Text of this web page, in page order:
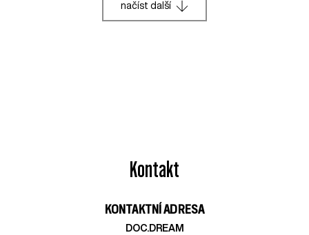
načíst další
Kontakt
KONTAKTNÍ ADRESA
DOC.DREAM​